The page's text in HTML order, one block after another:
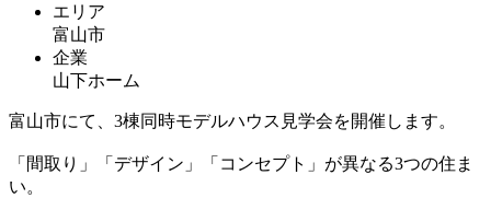
エリア
富山市
企業
山下ホーム
富山市にて、3棟同時モデルハウス見学会を開催します。
「間取り」「デザイン」「コンセプト」が異なる3つの住ま
い。